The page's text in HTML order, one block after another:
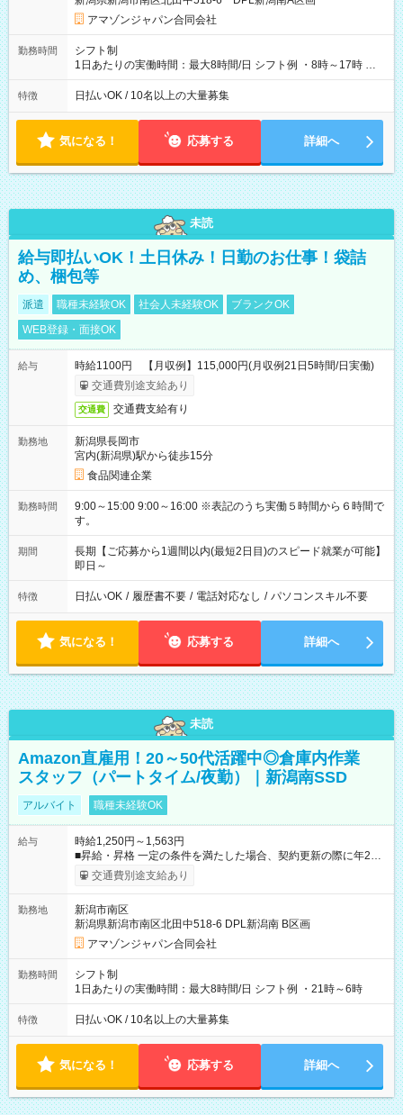
あり 試用期間の長さ：1週間 雇用形態、給与は本採用時と同じ
です。
アマゾンジャパン合同会社
勤務時間
シフト制
1日あたりの実働時間：最大8時間/日 シフト例 ・8時～17時 ・
12時～21時
特徴 日払いOK / 10名以上の大量募集
気になる！ 応募する 詳細へ
未読
給与即払いOK！土日休み！日勤のお仕事！袋詰
め、梱包等
派遣 職種未経験OK 社会人未経験OK
ブランクOK
WEB登録・面接OK
給与
時給1100円 【月収例】115,000円(月収例21日5時間/日実働)
交通費別途支給あり
交通費 交通費支給有り
勤務地
新潟県長岡市
宮内(新潟県)駅から徒歩15分
食品関連企業
勤務時間
9:00～15:00 9:00～16:00 ※表記のうち実働５時間から６時間で
す。
期間
長期【ご応募から1週間以内(最短2日目)のスピード就業が可能】
即日～
特徴 日払いOK / 履歴書不要 / 電話対応なし / パソコンスキル不要
気になる！ 応募する 詳細へ
未読
Amazon直雇用！20～50代活躍中◎倉庫内作業
スタッフ（パートタイム/夜勤）｜新潟南SSD
アルバイト 職種未経験OK
給与
時給1,250円～1,563円
■昇給・昇格 一定の条件を満たした場合、契約更新の際に年2回
まで昇給の機会があります。 ■正社員登用制度あり ※月末締/翌
月25日支払い ※時間外手当、別途支給 ※深夜割増賃金 (22:00～
☆Amazon直雇用で安定して働けます！ 【試用期間】試用期間
あり 試用期間の長さ：1週間 雇用形態、給与は本採用時と同じ
です。
交通費別途支給あり
勤務地
新潟市南区
新潟県新潟市南区北田中518-6 DPL新潟南 B区画
アマゾンジャパン合同会社
勤務時間
シフト制
1日あたりの実働時間：最大8時間/日 シフト例 ・21時～6時
特徴 日払いOK / 10名以上の大量募集
気になる！ 応募する 詳細へ